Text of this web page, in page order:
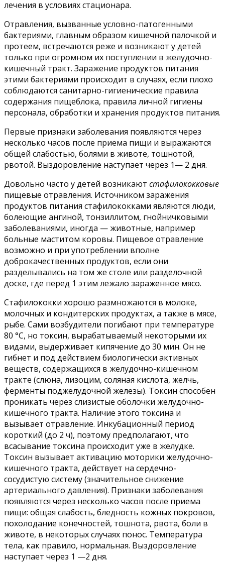
лечения в условиях стационара.
Отравления, вызванные условно-патогенными
бактериями, главным образом кишечной палочкой и
протеем, встречаются реже и возникают у детей
только при огромном их поступлении в желудочно-
кишечный тракт. Заражение продуктов питания
этими бактериями происходит в случаях, если плохо
соблюдаются санитарно-гигиенические правила
содержания пищеблока, правила личной гигиены
персонала, обработки и хранения продуктов питания.
Первые признаки заболевания появляются через
несколько часов после приема пищи и выражаются
общей слабостью, болями в животе, тошнотой,
рвотой. Выздоровление наступает через 1— 2 дня.
Довольно часто у детей возникают стафилококковые
пищевые отравления. Источником заражения
продуктов питания стафилококками являются люди,
болеющие ангиной, тонзиллитом, гнойничковыми
заболеваниями, иногда — животные, например
больные маститом коровы. Пищевое отравление
возможно и при употреблении вполне
доброкачественных продуктов, если они
разделывались на том же столе или разделочной
доске, где перед 1 этим лежало зараженное мясо.
Стафилококки хорошо размножаются в молоке,
молочных и кондитерских продуктах, а также в мясе,
рыбе. Сами возбудители погибают при температуре
80 °С, но токсин, вырабатываемый некоторыми их
видами, выдерживает кипячение до 30 мин. Он не
гибнет и под действием биологически активных
веществ, содержащихся в желудочно-кишечном
тракте (слюна, лизоцим, соляная кислота, желчь,
ферменты поджелудочной железы). Токсин способен
проникать через слизистые оболочки желудочно-
кишечного тракта. Наличие этого токсина и
вызывает отравление. Инкубационный период
короткий (до 2 ч), поэтому предполагают, что
всасывание токсина происходит уже в желудке.
Токсин вызывает активацию моторики желудочно-
кишечного тракта, действует на сердечно-
сосудистую систему (значительное снижение
артериального давления). Признаки заболевания
появляются через несколько часов после приема
пищи: общая слабость, бледность кожных покровов,
похолодание конечностей, тошнота, рвота, боли в
животе, в некоторых случаях понос. Температура
тела, как правило, нормальная. Выздоровление
наступает через 1 —2 дня.